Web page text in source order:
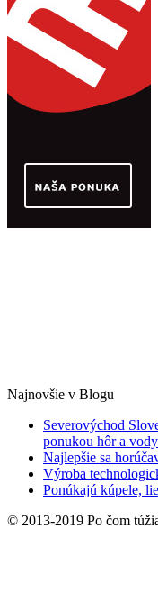
Najnovšie v Blogu
Severovýchod
ponukou hôr a vody
Najlepšie sa
Výroba
Ponúkajú kúpele,
© 2013-2019 Po čom